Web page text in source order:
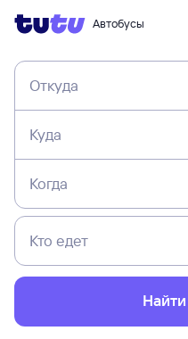
Автобусы
Откуда
Куда
Когда
Кто едет